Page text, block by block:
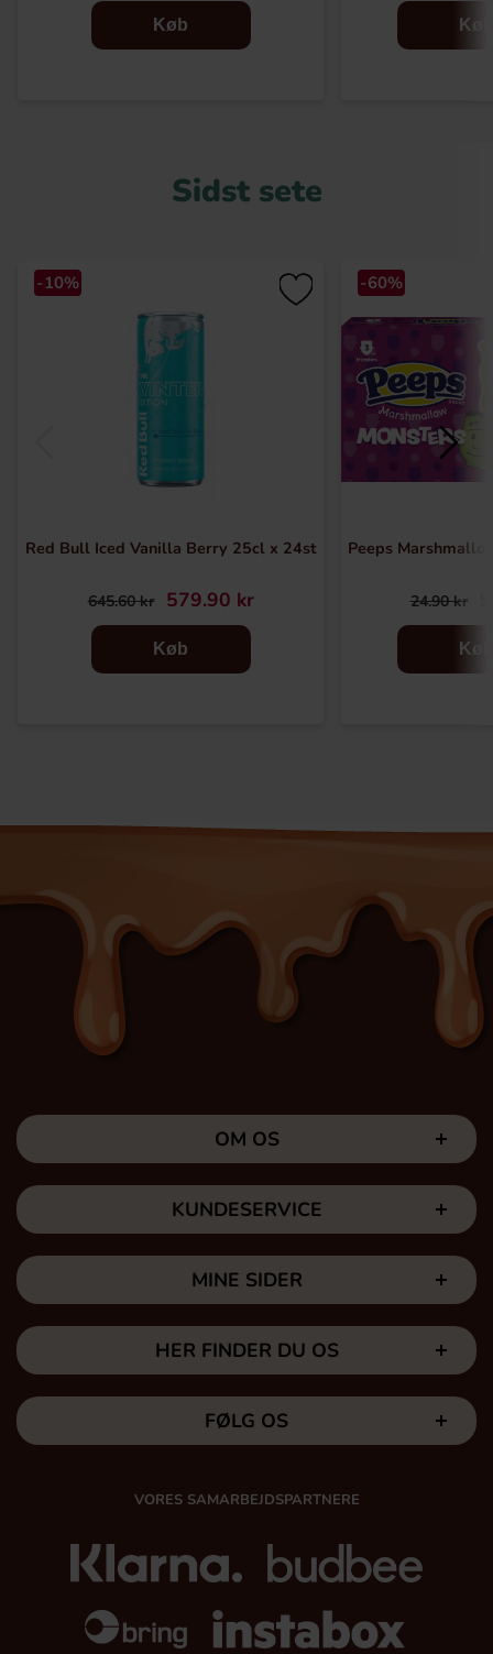
Køb Køb
Sidst sete
-10%
Red Bull Iced Vanilla Berry 25cl x 24st
645.60 kr 579.90 kr
Køb
-60%
Peeps
24.90 kr
Køb
OM OS
KUNDESERVICE
MINE SIDER
HER FINDER DU OS
FØLG OS
VORES SAMARBEJDSPARTNERE